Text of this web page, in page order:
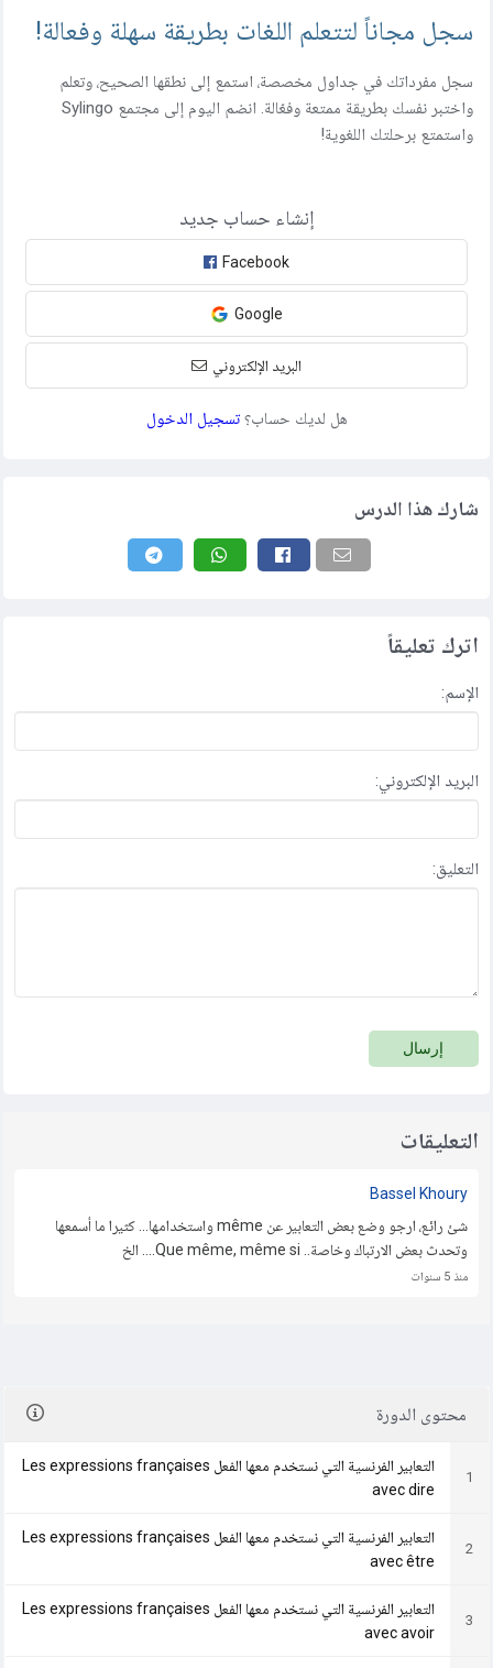
محتوى الدورة
1
التعابير الفرنسية التي نستخدم معها الفعل Les expressions françaises
avec dire
2
التعابير الفرنسية التي نستخدم معها الفعل Les expressions françaises
avec être
3
التعابير الفرنسية التي نستخدم معها الفعل Les expressions françaises
avec avoir
سجل مجاناً لتتعلم اللغات بطريقة سهلة وفعالة!
سجل مفرداتك في جداول مخصصة، استمع إلى نطقها الصحيح، وتعلم
واختبر نفسك بطريقة ممتعة وفعّالة. انضم اليوم إلى مجتمع Sylingo
واستمتع برحلتك اللغوية!
إنشاء حساب جديد
Facebook
Google
البريد الإلكتروني
هل لديك حساب؟تسجيل الدخول
شارك هذا الدرس
اترك تعليقاً
الإسم:
البريد الإلكتروني:
التعليق:
إرسال
التعليقات
Bassel Khoury
شئ رائع، ارجو وضع بعض التعابير عن même واستخدامها... كثيرا ما أسمعها
وتحدث بعض الارتباك وخاصة.. Que même, même si.... الخ
منذ 5 سنوات